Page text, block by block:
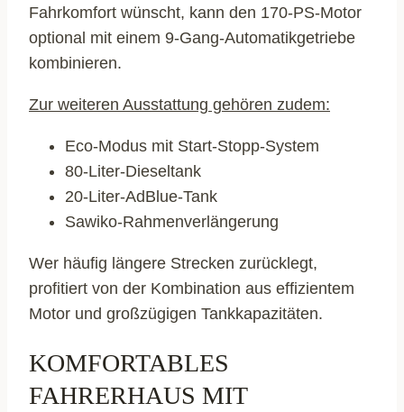
Fahrkomfort wünscht, kann den 170-PS-Motor
optional mit einem 9-Gang-Automatikgetriebe
kombinieren.
Zur weiteren Ausstattung gehören zudem:
Eco-Modus mit Start-Stopp-System
80-Liter-Dieseltank
20-Liter-AdBlue-Tank
Sawiko-Rahmenverlängerung
Wer häufig längere Strecken zurücklegt,
profitiert von der Kombination aus effizientem
Motor und großzügigen Tankkapazitäten.
KOMFORTABLES
FAHRERHAUS MIT